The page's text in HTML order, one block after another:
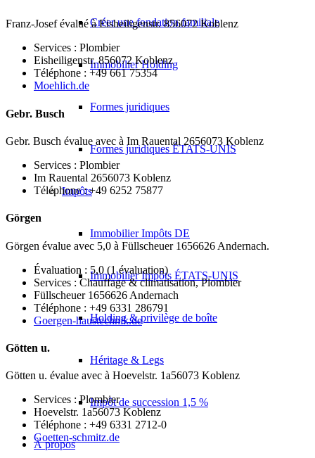
Créer une fondation familiale
Immobilier Holding
Formes juridiques
Formes juridiques ÉTATS-UNIS
Impôts
Immobilier Impôts DE
Immobilier Impôts ÉTATS-UNIS
Holding & privilège de boîte
Héritage & Legs
Impôt de succession 1,5 %
À propos
Franz-Josef évalué à Eisheiligenstr. 856072 Koblenz
Services : Plombier
Eisheiligenstr. 856072 Koblenz
Téléphone : +49 661 75354
Moehlich.de
Gebr. Busch
Gebr. Busch évalue avec à Im Rauental 2656073 Koblenz
Services : Plombier
Im Rauental 2656073 Koblenz
Téléphone : +49 6252 75877
Görgen
Görgen évalue avec 5,0 à Füllscheuer 1656626 Andernach.
Évaluation : 5,0 (1 évaluation)
Services : Chauffage & climatisation, Plombier
Füllscheuer 1656626 Andernach
Téléphone : +49 6331 286791
Goergen-haustechnik.de
Götten u.
Götten u. évalue avec à Hoevelstr. 1a56073 Koblenz
Services : Plombier
Hoevelstr. 1a56073 Koblenz
Téléphone : +49 6331 2712-0
Goetten-schmitz.de